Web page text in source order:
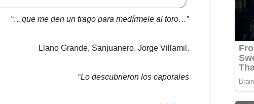
“…que me den un trago para medírmele al toro…”
Llano Grande, Sanjuanero. Jorge Villamil.
“Lo descubrieron los caporales